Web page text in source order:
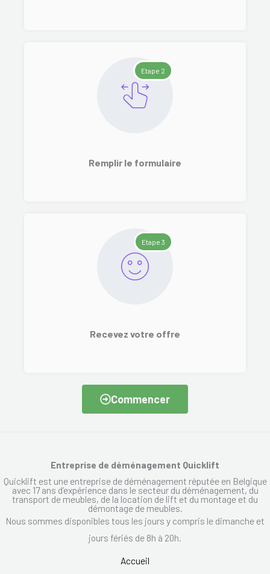
Etape 2
Remplir le formulaire
Etape 3
Recevez votre offre
Commencer
Entreprise de déménagement Quicklift
Quicklift est une entreprise de déménagement réputée en Belgique
avec 17 ans d’expérience dans le secteur du déménagement, du
transport de meubles, de la location de lift et du montage et du
démontage de meubles.
Nous sommes disponibles tous les jours y compris le dimanche et
jours fériés de 8h à 20h.
Accueil